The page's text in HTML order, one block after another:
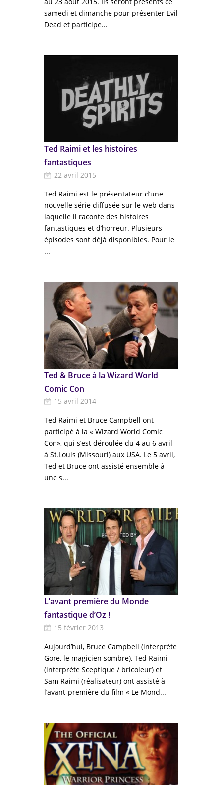
samedi et dimanche pour présenter Evil
Dead et participe...
Ted Raimi et les histoires
fantastiques
22 avril 2015
Ted Raimi est le présentateur d’une
nouvelle série diffusée sur le web dans
laquelle il raconte des histoires
fantastiques et d’horreur. Plusieurs
épisodes sont déjà disponibles. Pour le
...
Ted & Bruce à la Wizard World
Comic Con
15 avril 2014
Ted Raimi et Bruce Campbell ont
participé à la « Wizard World Comic
Con», qui s’est déroulée du 4 au 6 avril
à St.Louis (Missouri) aux USA. Le 5 avril,
Ted et Bruce ont assisté ensemble à
une s...
L’avant première du Monde
fantastique d’Oz !
15 février 2013
Aujourd’hui, Bruce Campbell (interprète
Gore, le magicien sombre), Ted Raimi
(interprète Sceptique / bricoleur) et
Sam Raimi (réalisateur) ont assisté à
l’avant-première du film « Le Mond...